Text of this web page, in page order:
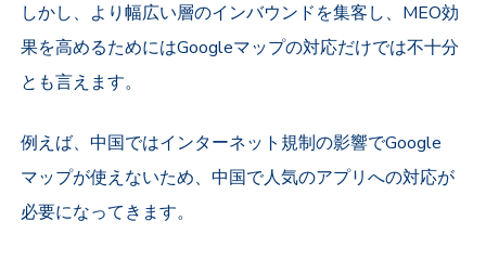
しかし、より幅広い層のインバウンドを集客し、 MEO効
果を高めるためにはGoogleマップの対応だけでは不十分
とも言えます。
例えば、中国ではインターネット規制の影響でGoogle
マップが使えないため、中国で人気のアプリへの対応が
必要になってきます。